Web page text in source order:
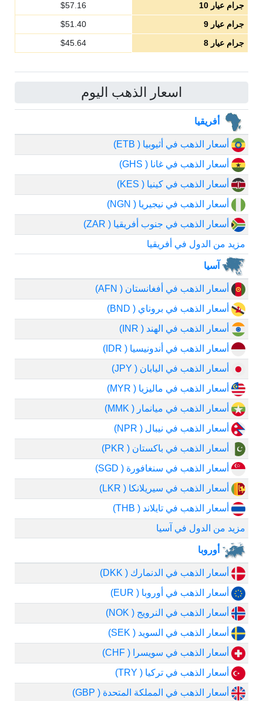
جرام عيار 10
$57.16
جرام عيار 9
$51.40
جرام عيار 8
$45.64
اسعار الذهب اليوم
أفريقيا
أسعار الذهب في أثيوبيا ( ETB)
أسعار الذهب في غانا ( GHS)
أسعار الذهب في كينيا ( KES)
أسعار الذهب في نيجيريا ( NGN)
أسعار الذهب في جنوب أفريقيا ( ZAR)
مزيد من الدول في أفريقيا
آسيا
أسعار الذهب في أفغانستان ( AFN)
أسعار الذهب في بروناي ( BND)
أسعار الذهب في الهند ( INR)
أسعار الذهب في أندونيسيا ( IDR)
أسعار الذهب في اليابان ( JPY)
أسعار الذهب في ماليزيا ( MYR)
أسعار الذهب في ميانمار ( MMK)
أسعار الذهب في نيبال ( NPR)
أسعار الذهب في باكستان ( PKR)
أسعار الذهب في سنغافورة ( SGD)
أسعار الذهب في سيريلانكا ( LKR)
أسعار الذهب في تايلاند ( THB)
مزيد من الدول في آسيا
أوروبا
أسعار الذهب في الدنمارك ( DKK)
أسعار الذهب في أوروبا ( EUR)
أسعار الذهب في النرويج ( NOK)
أسعار الذهب في السويد ( SEK)
أسعار الذهب في سويسرا ( CHF)
أسعار الذهب في تركيا ( TRY)
أسعار الذهب في المملكة المتحدة ( GBP)